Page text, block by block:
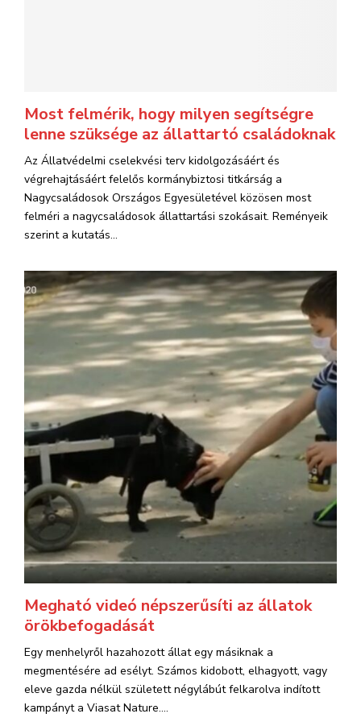
Most felmérik, hogy milyen segítségre
lenne szüksége az állattartó családoknak
Az Állatvédelmi cselekvési terv kidolgozásáért és
végrehajtásáért felelős kormánybiztosi titkárság a
Nagycsaládosok Országos Egyesületével közösen most
felméri a nagycsaládosok állattartási szokásait. Reményeik
szerint a kutatás...
Megható videó népszerűsíti az állatok
örökbefogadását
Egy menhelyről hazahozott állat egy másiknak a
megmentésére ad esélyt. Számos kidobott, elhagyott, vagy
eleve gazda nélkül született négylábút felkarolva indított
kampányt a Viasat Nature....